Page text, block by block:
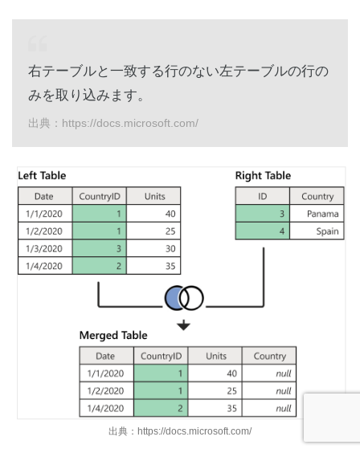
右テーブルと一致する行のない左テーブルの行の
みを取り込みます。
出典：https://docs.microsoft.com/
出典：https://docs.microsoft.com/